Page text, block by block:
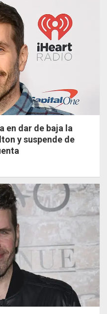
en dar de baja la
y suspende de